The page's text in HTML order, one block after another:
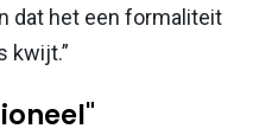
dat het een formaliteit
kwijt.”